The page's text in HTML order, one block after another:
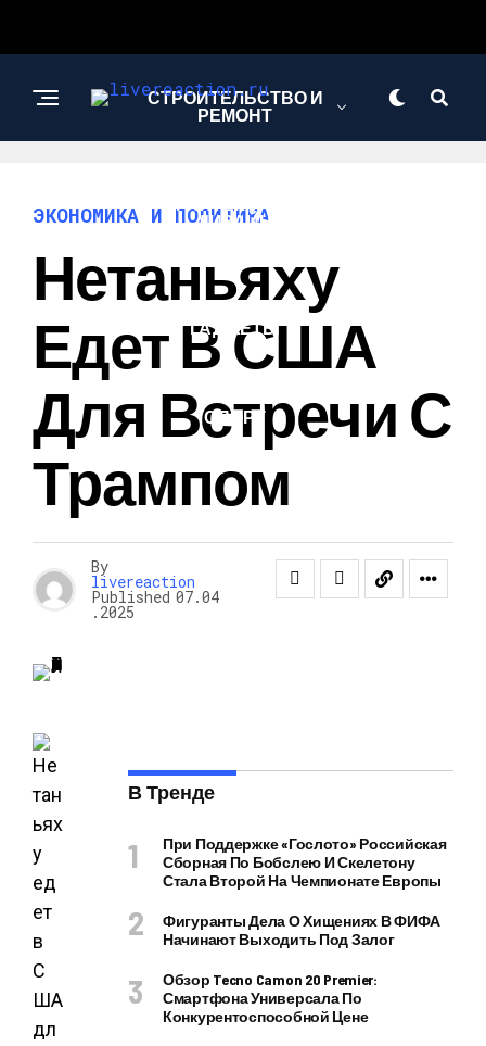
СТРОИТЕЛЬСТВО И
РЕМОНТ
АРХИТЕКТУРА И
ДИЗАЙН
КОМПЬЮТЕРЫ И
ГАДЖЕТЫ
СПОРТ
ЭКОНОМИКА И ПОЛИТИКА
Нетаньяху
Едет В США
Для Встречи С
Трампом
By
livereaction
Published 07.04
.2025
В Тренде
При Поддержке «Гослото» Российская
Сборная По Бобслею И Скелетону
Стала Второй На Чемпионате Европы
Фигуранты Дела О Хищениях В ФИФА
Начинают Выходить Под Залог
Обзор Tecno Camon 20 Premier:
Смартфона Универсала По
Конкурентоспособной Цене